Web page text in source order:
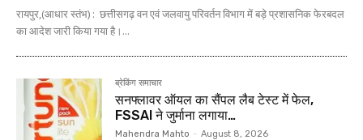
रायपुर,(आधार स्तंभ) : छत्तीसगढ़ वन एवं जलवायु परिवर्तन विभाग में बड़े प्रशासनिक फेरबदल
का आदेश जारी किया गया है।...
ब्रेकिंग समाचार
सनफ्लावर ऑयल का सैंपल लैब टेस्ट में फेल,
FSSAI ने जुर्माना लगाया…
Mahendra Mahto - August 8, 2026